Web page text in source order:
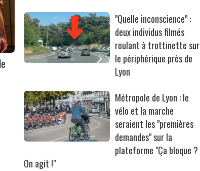
"Quelle inconscience" :
deux individus filmés
roulant à trottinette sur
le périphérique près de
Lyon
Métropole de Lyon : le
vélo et la marche
seraient les "premières
demandes" sur la
plateforme "Ça bloque ?
On agit !"